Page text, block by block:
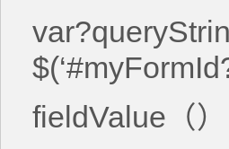
fieldValue（）